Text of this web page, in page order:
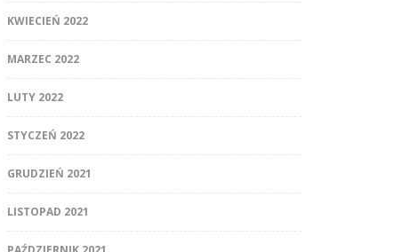
KWIECIEŃ 2022
MARZEC 2022
LUTY 2022
STYCZEŃ 2022
GRUDZIEŃ 2021
LISTOPAD 2021